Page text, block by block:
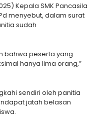
Kepala SMK Pancasila
menyebut, dalam surat
sudah
bahwa peserta yang
hanya lima orang,”
sendiri oleh panitia
jatah belasan